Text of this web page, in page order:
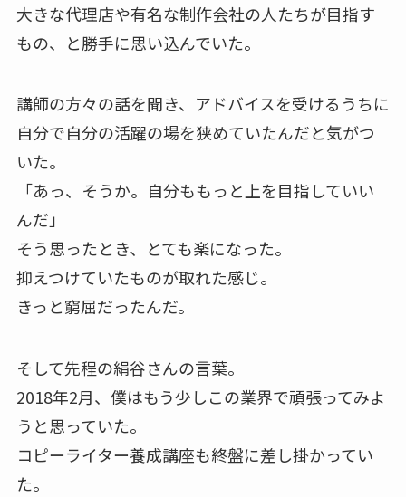
大きな代理店や有名な制作会社の人たちが目指す
もの、と勝手に思い込んでいた。
講師の方々の話を聞き、アドバイスを受けるうちに
自分で自分の活躍の場を狭めていたんだと気がつ
いた。
「あっ、そうか。自分ももっと上を目指していい
んだ」
そう思ったとき、とても楽になった。
抑えつけていたものが取れた感じ。
きっと窮屈だったんだ。
そして先程の絹谷さんの言葉。
2018年2月、僕はもう少しこの業界で頑張ってみよ
うと思っていた。
コピーライター養成講座も終盤に差し掛かってい
た。